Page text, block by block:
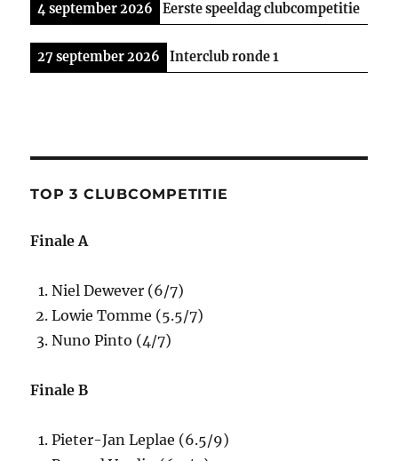
4 september 2026 Eerste speeldag clubcompetitie
27 september 2026 Interclub ronde 1
TOP 3 CLUBCOMPETITIE
Finale A
Niel Dewever (6/7)
Lowie Tomme (5.5/7)
Nuno Pinto (4/7)
Finale B
Pieter-Jan Leplae (6.5/9)